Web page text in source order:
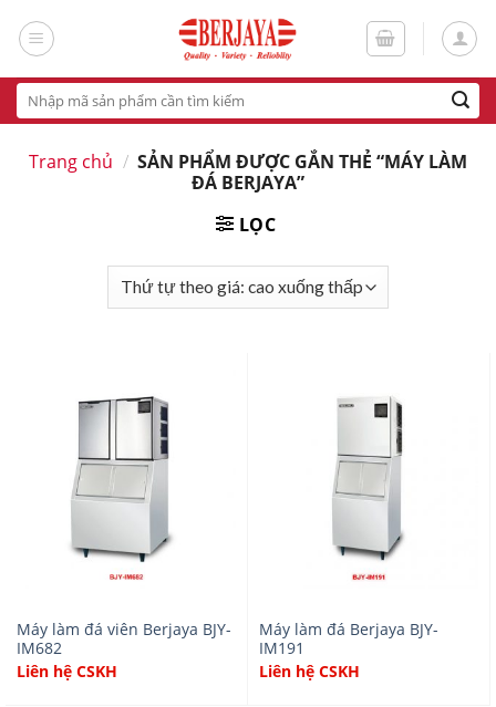
Tìm
kiếm:
Trang chủ / SẢN PHẨM ĐƯỢC GẮN THẺ “MÁY LÀM
ĐÁ BERJAYA”
LỌC
Máy làm đá viên Berjaya BJY-
IM682
Liên hệ CSKH
Máy làm đá Berjaya BJY-
IM191
Liên hệ CSKH